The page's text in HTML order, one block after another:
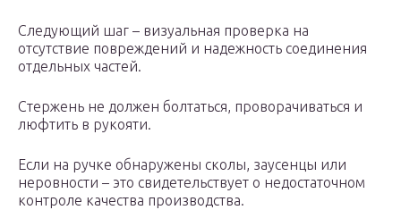
Следующий шаг – визуальная проверка на
отсутствие повреждений и надежность соединения
отдельных частей.
Стержень не должен болтаться, проворачиваться и
люфтить в рукояти.
Если на ручке обнаружены сколы, заусенцы или
неровности – это свидетельствует о недостаточном
контроле качества производства.